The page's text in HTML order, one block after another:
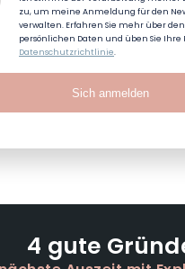
zu, um meine Anmeldung für den
verwalten. Erfahren Sie mehr über
persönlichen Daten und üben Sie Ihre
Datenschutzrichtlinie.
Sich anmelden
4 gute